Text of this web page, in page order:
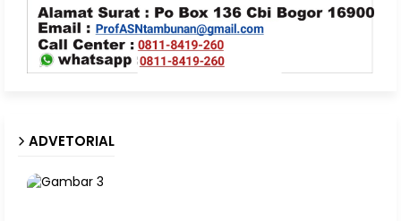
ADVETORIAL